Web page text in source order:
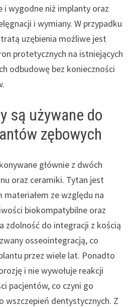
i wygodne niż implanty oraz
i wymiany. W przypadku
uzębienia możliwe jest
protetycznych na istniejących
odbudowę bez konieczności
są używane do
zębowych
głównie z dwóch
oraz ceramiki. Tytan jest
ze względu na
biokompatybilne oraz
zdolność do integracji z kością
osseointegracją, co
przez wiele lat. Ponadto
i nie wywołuje reakcji
pacjentów, co czyni go
wszczepień dentystycznych. Z